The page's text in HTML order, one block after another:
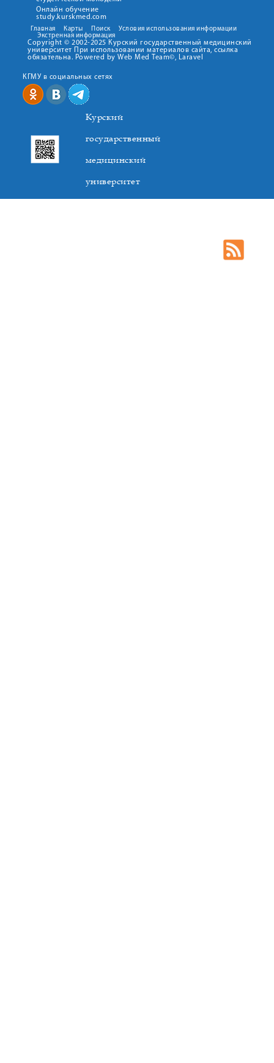
Онлайн обучение
study.kurskmed.com
Главная Карты Поиск
Условия использования информации
Экстренная информация
Copyright © 2002-2025 Курский государственный медицинский
университет При использовании материалов сайта, ссылка
обязательна. Powered by Web Med Team©, Laravel
КГМУ в социальных сетях
Курский
государственный
медицинский
университет